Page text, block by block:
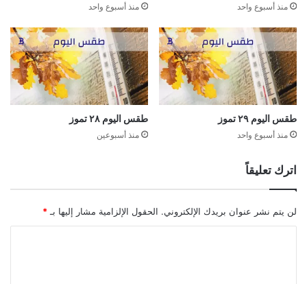
منذ أسبوع واحد منذ أسبوع واحد
طقس اليوم ٢٩ تموز
منذ أسبوع واحد
طقس اليوم ٢٨ تموز
منذ أسبوعين
اترك تعليقاً
لن يتم نشر عنوان بريدك الإلكتروني. الحقول الإلزامية مشار إليها بـ *